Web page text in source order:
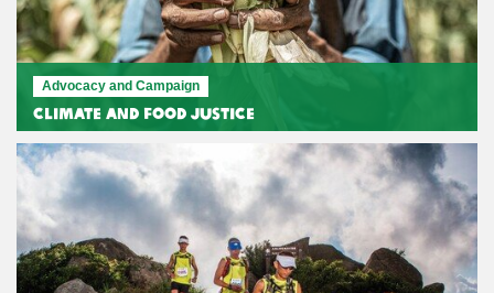
Advocacy and Campaign
Climate and Food Justice